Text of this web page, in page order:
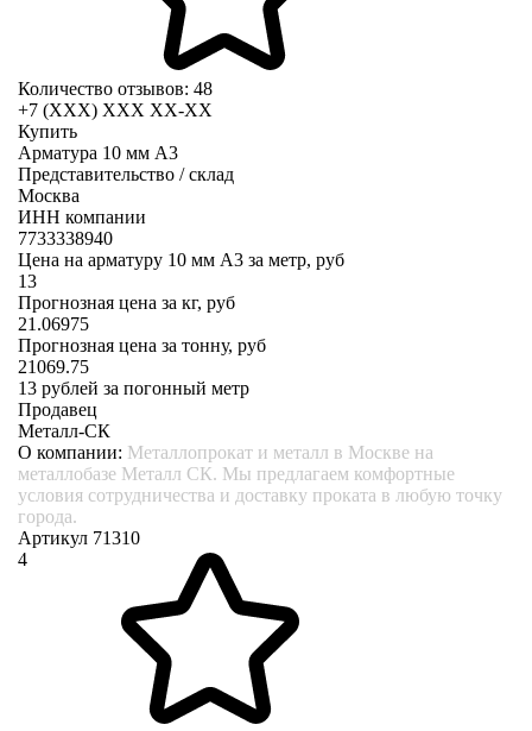
Количество отзывов: 48
+7 (XXX) ХХХ ХХ-ХХ
Купить
Арматура 10 мм А3
Представительство / склад
Москва
ИНН компании
7733338940
Цена на арматуру 10 мм А3 за метр, руб
13
Прогнозная цена за кг, руб
21.06975
Прогнозная цена за тонну, руб
21069.75
13 рублей за погонный метр
Продавец
Металл-СК
О компании: Металлопрокат и металл в Москве на
металлобазе Металл СК. Мы предлагаем комфортные
условия сотрудничества и доставку проката в любую точку
города.
Артикул 71310
4